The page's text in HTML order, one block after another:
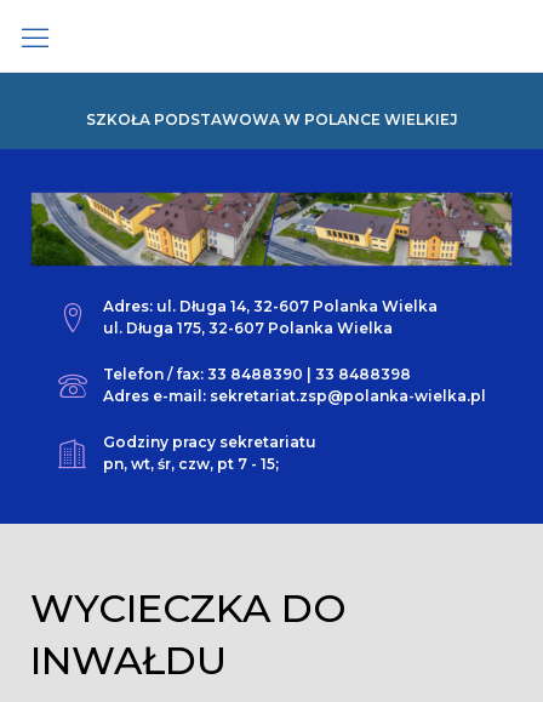
content
SZKOŁA PODSTAWOWA W POLANCE WIELKIEJ
Adres: ul. Długa 14, 32-607 Polanka Wielka
ul. Długa 175, 32-607 Polanka Wielka
Telefon / fax: 33 8488390 | 33 8488398
Adres e-mail: sekretariat.zsp@polanka-wielka.pl
Godziny pracy sekretariatu
pn, wt, śr, czw, pt 7 - 15;
WYCIECZKA DO
INWAŁDU